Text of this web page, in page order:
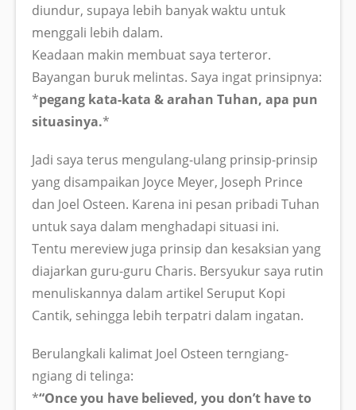
diundur, supaya lebih banyak waktu untuk
menggali lebih dalam.
Keadaan makin membuat saya terteror.
Bayangan buruk melintas. Saya ingat prinsipnya:
*pegang kata-kata & arahan Tuhan, apa pun
situasinya.*
Jadi saya terus mengulang-ulang prinsip-prinsip
yang disampaikan Joyce Meyer, Joseph Prince
dan Joel Osteen. Karena ini pesan pribadi Tuhan
untuk saya dalam menghadapi situasi ini.
Tentu mereview juga prinsip dan kesaksian yang
diajarkan guru-guru Charis. Bersyukur saya rutin
menuliskannya dalam artikel Seruput Kopi
Cantik, sehingga lebih terpatri dalam ingatan.
Berulangkali kalimat Joel Osteen terngiang-
ngiang di telinga:
*“Once you have believed, you don’t have to